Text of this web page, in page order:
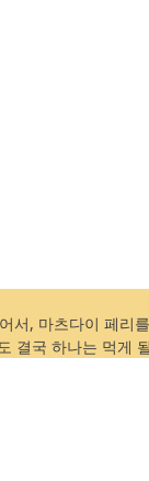
서, 마츠다이 페리
결국 하나는 먹게